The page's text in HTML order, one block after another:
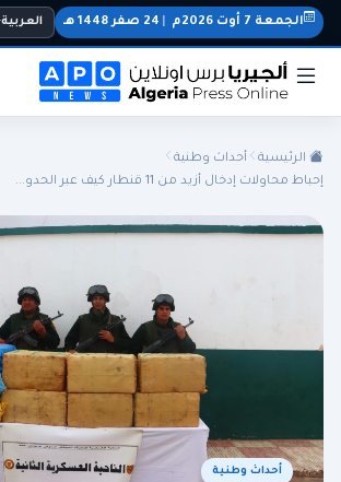
الجالية المنتخب الوطني
رياضة
الجمعة 7 أوت 2026م 24 صفر 1448 هـ العربية
الرئيسية
أحداث وطنية
إحباط محاولات إدخال أزيد من 11 قنطار كيف عبر الحدو...
أحداث وطنية